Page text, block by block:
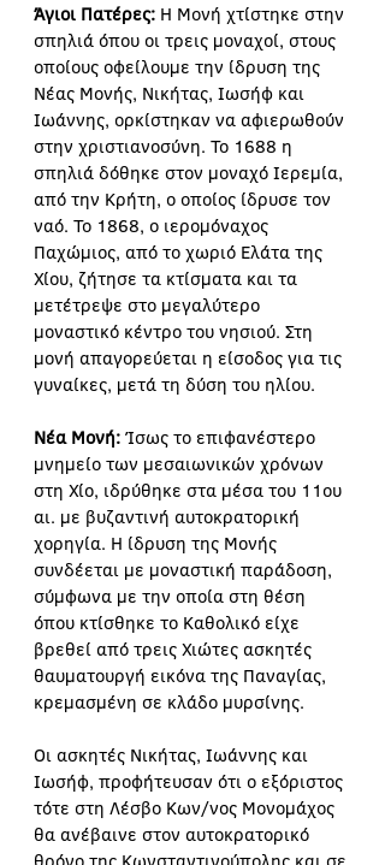
Άγιοι Πατέρες: Η Μονή χτίστηκε στην
σπηλιά όπου οι τρεις μοναχοί, στους
οποίους οφείλουμε την ίδρυση της
Νέας Μονής, Νικήτας, Ιωσήφ και
Ιωάννης, ορκίστηκαν να αφιερωθούν
στην χριστιανοσύνη. Το 1688 η
σπηλιά δόθηκε στον μοναχό Ιερεμία,
από την Κρήτη, ο οποίος ίδρυσε τον
ναό. Το 1868, ο ιερομόναχος
Παχώμιος, από το χωριό Ελάτα της
Χίου, ζήτησε τα κτίσματα και τα
μετέτρεψε στο μεγαλύτερο
μοναστικό κέντρο του νησιού. Στη
μονή απαγορεύεται η είσοδος για τις
γυναίκες, μετά τη δύση του ηλίου.
Νέα Μονή: Ίσως το επιφανέστερο
μνημείο των μεσαιωνικών χρόνων
στη Χίο, ιδρύθηκε στα μέσα του 11ου
αι. με βυζαντινή αυτοκρατορική
χορηγία. Η ίδρυση της Μονής
συνδέεται με μοναστική παράδοση,
σύμφωνα με την οποία στη θέση
όπου κτίσθηκε το Καθολικό είχε
βρεθεί από τρεις Χιώτες ασκητές
θαυματουργή εικόνα της Παναγίας,
κρεμασμένη σε κλάδο μυρσίνης.
Οι ασκητές Νικήτας, Ιωάννης και
Ιωσήφ, προφήτευσαν ότι ο εξόριστος
τότε στη Λέσβο Κων/νος Μονομάχος
θα ανέβαινε στον αυτοκρατορικό